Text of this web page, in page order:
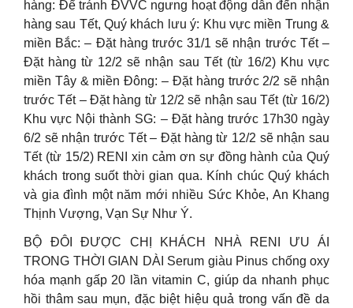
hàng: Để tránh ĐVVC ngưng hoạt động dẫn đến nhận
hàng sau Tết, Quý khách lưu ý: Khu vực miền Trung &
miền Bắc: – Đặt hàng trước 31/1 sẽ nhận trước Tết –
Đặt hàng từ 12/2 sẽ nhận sau Tết (từ 16/2) Khu vực
miền Tây & miền Đông: – Đặt hàng trước 2/2 sẽ nhận
trước Tết – Đặt hàng từ 12/2 sẽ nhận sau Tết (từ 16/2)
Khu vực Nội thành SG: – Đặt hàng trước 17h30 ngày
6/2 sẽ nhận trước Tết – Đặt hàng từ 12/2 sẽ nhận sau
Tết (từ 15/2) RENI xin cảm ơn sự đồng hành của Quý
khách trong suốt thời gian qua. Kính chúc Quý khách
và gia đình một năm mới nhiều Sức Khỏe, An Khang
Thịnh Vượng, Vạn Sự Như Ý.
BỘ ĐÔI ĐƯỢC CHỊ KHÁCH NHÀ RENI ƯU ÁI
TRONG THỜI GIAN DÀI Serum giàu Pinus chống oxy
hóa mạnh gấp 20 lần vitamin C, giúp da nhanh phục
hồi thâm sau mụn, đặc biệt hiệu quả trong vấn đề da